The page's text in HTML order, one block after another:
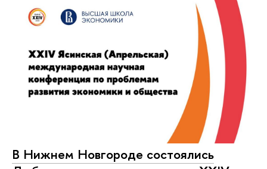
В Нижнем Новгороде состоялись